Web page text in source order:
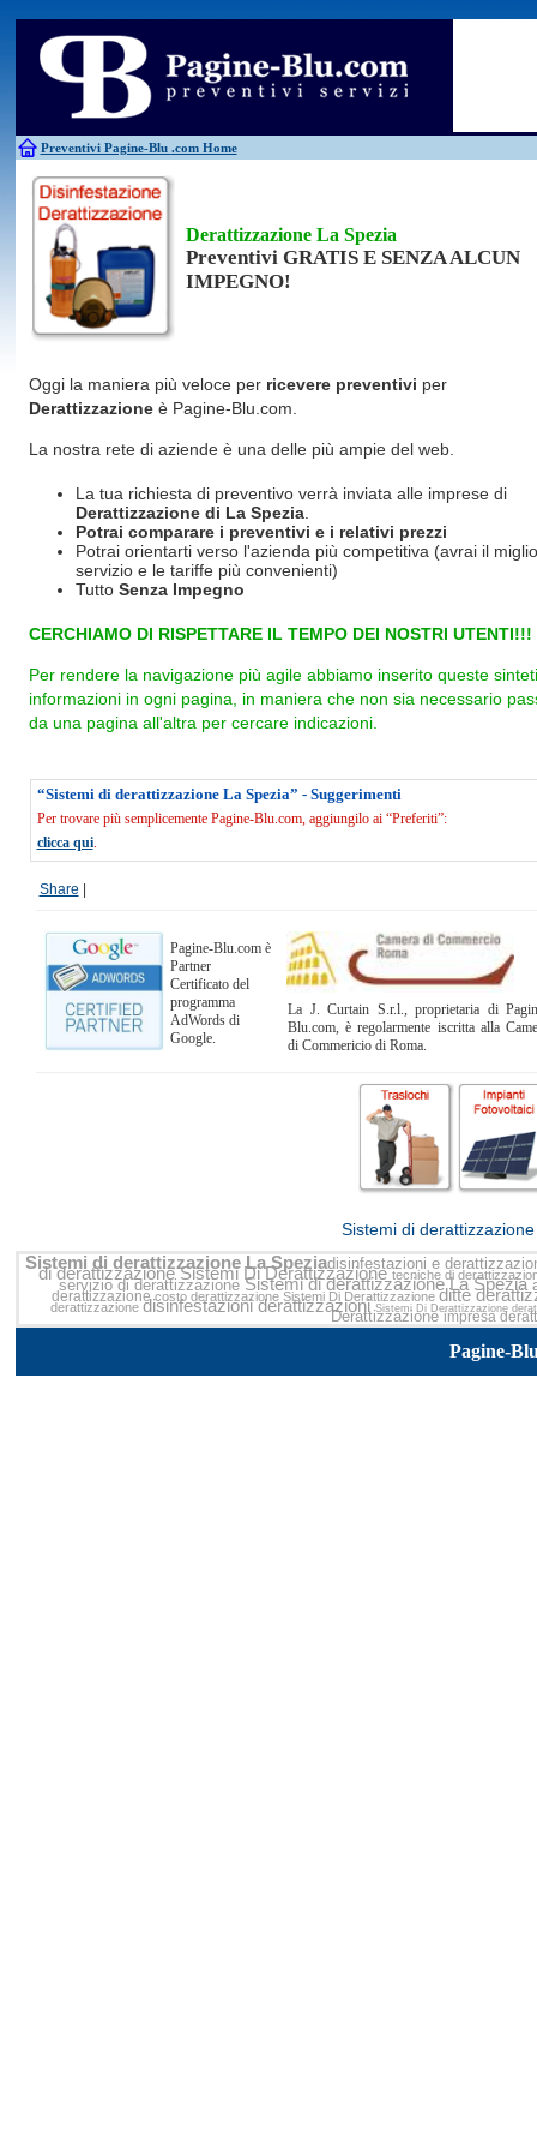
Preventivi Pagine-Blu .com Home
Antifurti
Allarme
Bagni chimici
Edilizia Giardinieri
Caldaie
Falegnami Idraulici
Canne fumarie
Derattizzazione La Spezia
Preventivi GRATIS E SENZA ALCUN
IMPEGNO!
Oggi la maniera più veloce per ricevere preventivi per
Derattizzazioneè Pagine-Blu.com.
La nostra rete di aziende è una delle più ampie del web.
La tua richiesta di preventivo verrà inviata alle imprese di
Derattizzazione di La Spezia.
Potrai comparare i preventivi e i relativi prezzi
Potrai orientarti verso l'azienda più competitiva (avrai il
servizio e le tariffe più convenienti)
Tutto Senza Impegno
CERCHIAMO DI RISPETTARE IL TEMPO DEI NOSTRI UTENTI!!!
Per rendere la navigazione più agile abbiamo inserito queste
informazioni in ogni pagina, in maniera che non sia necessario
da una pagina all'altra per cercare indicazioni.
“Sistemi di derattizzazione La Spezia” - Suggerimenti
Per trovare più semplicemente Pagine-Blu.com, aggiungilo ai “Preferiti”:
clicca qui.
Share
Pagine-Blu.com è
Partner
Certificato del
programma
AdWords di
Google.
La J. Curtain S.r.l., proprietaria di
Blu.com, è regolarmente iscritta alla
di Commericio di Roma.
Sistemi di
Sistemi di derattizzazione La Speziadisinfestazioni e
di derattizzazioneSistemi Di Derattizzazione tecniche di
servizio di derattizzazione Sistemi di derattizzazione La Spezia
derattizzazionecosto derattizzazione Sistemi Di Derattizzazione ditte
derattizzazione disinfestazioni derattizzazioniSistemi Di Derattizzazione
Derattizzazione impresa
Pagine-